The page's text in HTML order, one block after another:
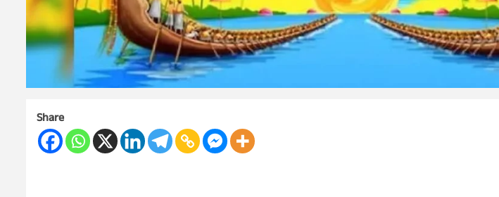
Share